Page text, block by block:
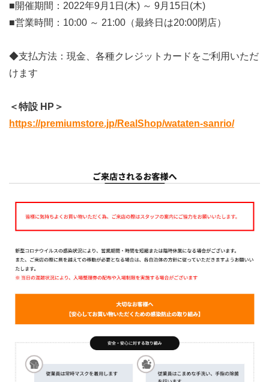
■開催期間：2022年9月1日(木) ～ 9月15日(木)
■営業時間：10:00 ～ 21:00（最終日は20:00閉店）
◆支払方法：現金、各種クレジットカードをご利用いただ
けます
＜特設 HP＞
https://premiumstore.jp/RealShop/wataten-sanrio/